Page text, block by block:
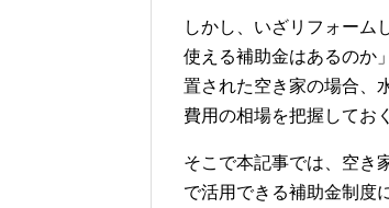
しかし、いざリフォーム
使える補助金はあるのか
置された空き家の場合、
費用の相場を把握してお
そこで本記事では、空き
で活用できる補助金制度